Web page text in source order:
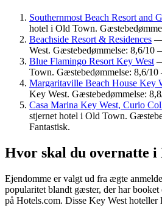
Southernmost Beach Resort and
hotel i Old Town.
Beachside Resort & Residences —
West. Gæstebedømmelse: 8,6/10
Blue Flamingo Resort Key West
Town. Gæstebedømmelse: 8,6/10
Margaritaville Beach House Key
Key West. Gæstebedømmelse:
Casa Marina Key West, Curio
stjernet hotel i Old Town.
Fantastisk.
Hvor skal du overnatte i
Ejendomme er valgt ud fra ægte
popularitet blandt gæster, der har
på Hotels.com. Disse Key West